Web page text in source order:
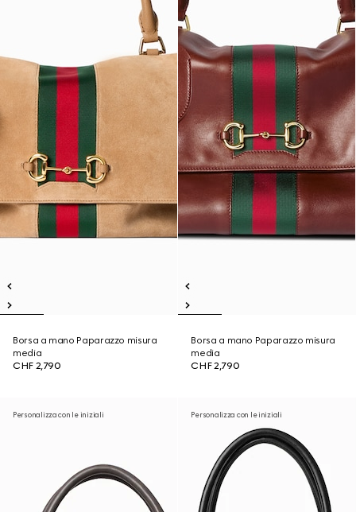
Borsa a mano Paparazzo misura
media
CHF 2,790
Borsa a mano Paparazzo misura
media
CHF 2,790
Personalizza con le iniziali Personalizza con le iniziali